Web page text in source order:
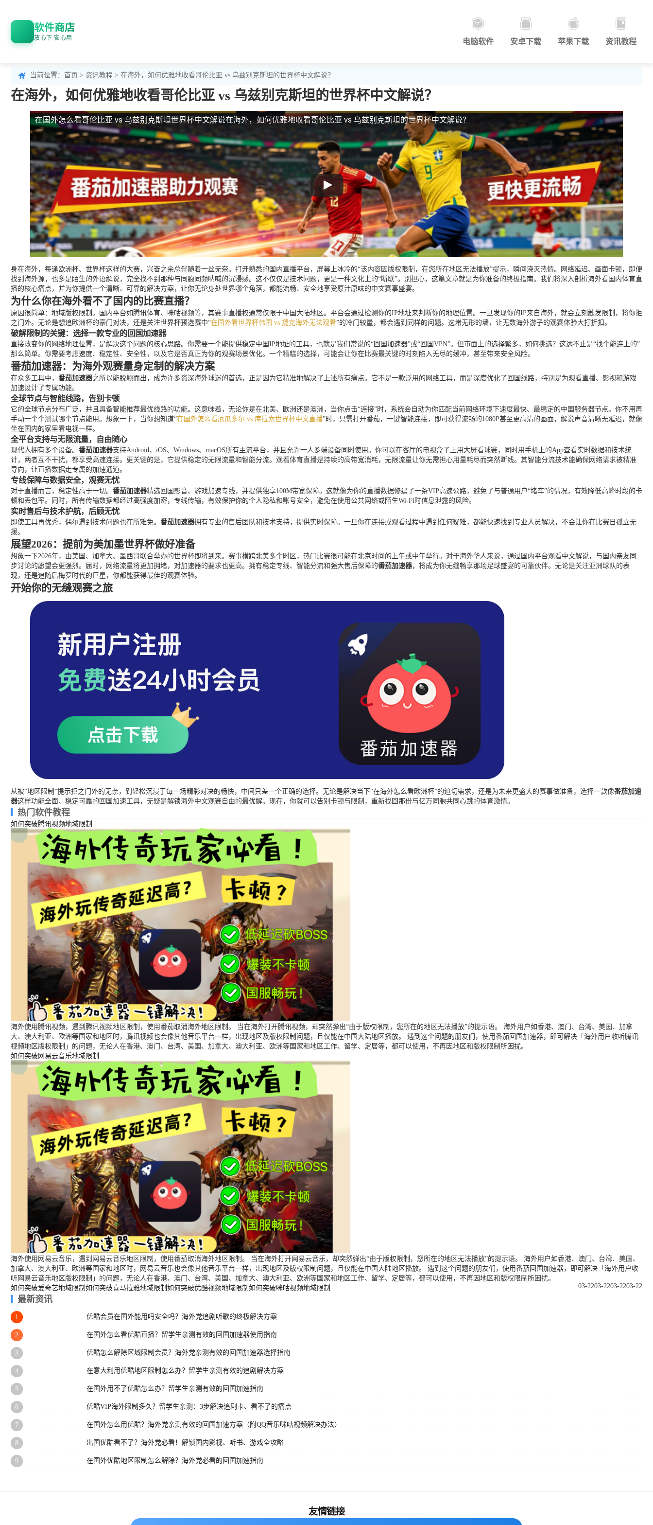
软件商店
放心下 安心用 电脑软件 安卓下载 苹果下载 资讯教程
当前位置： 首页 > 资讯教程 > 在海外，如何优雅地收看哥伦比亚 vs 乌兹别克斯坦的世界杯中文解说？
在海外，如何优雅地收看哥伦比亚 vs 乌兹别克斯坦的世界杯中文解说？
在国外怎么看哥伦比亚 vs 乌兹别克斯坦世界杯中文解说在海外，如何优雅地收看哥伦比亚 vs 乌兹别克斯坦的世界杯中文解说？
身在海外，每逢欧洲杯、世界杯这样的大赛，兴奋之余总伴随着一丝无奈。打开熟悉的国内直播平台，屏幕上冰冷的“该内容因版权限制，在您所在地区无法播放”提示，瞬间浇灭热情。网络延迟、画面卡顿，即便
找到海外源，也多是陌生的外语解说，完全找不到那种与同胞同频呐喊的沉浸感。这不仅仅是技术问题，更是一种文化上的“断联”。别担心，这篇文章就是为你准备的终极指南。我们将深入剖析海外看国内体育直
播的核心痛点，并为你提供一个清晰、可靠的解决方案，让你无论身处世界哪个角落，都能流畅、安全地享受原汁原味的中文赛事盛宴。
为什么你在海外看不了国内的比赛直播？
原因很简单：地域版权限制。国内平台如腾讯体育、咪咕视频等，其赛事直播权通常仅限于中国大陆地区。平台会通过检测你的IP地址来判断你的地理位置。一旦发现你的IP来自海外，就会立刻触发限制，将你拒
之门外。无论是想追欧洲杯的豪门对决，还是关注世界杯预选赛中“在国外看世界杯韩国 vs 捷克海外无法观看”的冷门较量，都会遇到同样的问题。这堵无形的墙，让无数海外游子的观赛体验大打折扣。
破解限制的关键：选择一款专业的回国加速器
直接改变你的网络地理位置，是解决这个问题的核心思路。你需要一个能提供稳定中国IP地址的工具，也就是我们常说的“回国加速器”或“回国VPN”。但市面上的选择繁多，如何挑选？这远不止是“找个能连上的”
那么简单。你需要考虑速度、稳定性、安全性，以及它是否真正为你的观赛场景优化。一个糟糕的选择，可能会让你在比赛最关键的时刻陷入无尽的缓冲，甚至带来安全风险。
番茄加速器：为海外观赛量身定制的解决方案
在众多工具中， 番茄加速器之所以能脱颖而出，成为许多资深海外球迷的首选，正是因为它精准地解决了上述所有痛点。它不是一款泛用的网络工具，而是深度优化了回国线路，特别是为观看直播、影视和游戏
加速设计了专属功能。
全球节点与智能线路，告别卡顿
它的全球节点分布广泛，并且具备智能推荐最优线路的功能。这意味着，无论你是在北美、欧洲还是澳洲，当你点击“连接”时，系统会自动为你匹配当前网络环境下速度最快、最稳定的中国服务器节点。你不用再
手动一个个测试哪个节点能用。想象一下，当你想知道“在国外怎么看厄瓜多尔 vs 库拉索世界杯中文直播”时，只需打开番茄，一键智能连接，即可获得流畅的1080P甚至更高清的画面，解说声音清晰无延迟，就像
坐在国内的家里看电视一样。
全平台支持与无限流量，自由随心
现代人拥有多个设备。 番茄加速器支持Android、iOS、Windows、macOS所有主流平台，并且允许一人多端设备同时使用。你可以在客厅的电视盒子上用大屏看球赛，同时用手机上的App查看实时数据和技术统
计，两者互不干扰，都享受高速连接。更关键的是，它提供稳定的无限流量和智能分流。观看体育直播是持续的高带宽消耗，无限流量让你无需担心用量耗尽而突然断线。其智能分流技术能确保网络请求被精准
导向，让直播数据走专属的加速通道。
专线保障与数据安全，观赛无忧
对于直播而言，稳定性高于一切。 番茄加速器精选回国影音、游戏加速专线，并提供独享100M带宽保障。这就像为你的直播数据修建了一条VIP高速公路，避免了与普通用户“堵车”的情况，有效降低高峰时段的卡
顿和丢包率。同时，所有传输数据都经过高强度加密，专线传输，有效保护你的个人隐私和账号安全，避免在使用公共网络或陌生Wi-Fi时信息泄露的风险。
实时售后与技术护航，后顾无忧
即使工具再优秀，偶尔遇到技术问题也在所难免。 番茄加速器拥有专业的售后团队和技术支持，提供实时保障。一旦你在连接或观看过程中遇到任何疑难，都能快速找到专业人员解决，不会让你在比赛日孤立无
援。
展望2026：提前为美加墨世界杯做好准备
想象一下2026年，由美国、加拿大、墨西哥联合举办的世界杯即将到来。赛事横跨北美多个时区，热门比赛很可能在北京时间的上午或中午举行。对于海外华人来说，通过国内平台观看中文解说，与国内亲友同
步讨论的愿望会更强烈。届时，网络流量将更加拥堵，对加速器的要求也更高。拥有稳定专线、智能分流和强大售后保障的番茄加速器，将成为你无缝畅享那场足球盛宴的可靠伙伴。无论是关注亚洲球队的表
现，还是追随后梅罗时代的巨星，你都能获得最佳的观赛体验。
开始你的无缝观赛之旅
从被“地区限制”提示拒之门外的无奈，到轻松沉浸于每一场精彩对决的畅快，中间只差一个正确的选择。无论是解决当下“在海外怎么看欧洲杯”的迫切需求，还是为未来更盛大的赛事做准备，选择一款像番茄加速
器这样功能全面、稳定可靠的回国加速工具，无疑是解锁海外中文观赛自由的最优解。现在，你就可以告别卡顿与限制，重新找回那份与亿万同胞共同心跳的体育激情。
热门软件教程
如何突破腾讯视频地域限制
海外使用腾讯视频，遇到腾讯视频地区限制，使用番茄取消海外地区限制。 当在海外打开腾讯视频，却突然弹出“由于版权限制，您所在的地区无法播放”的提示语。 海外用户如香港、澳门、台湾、美国、加拿
大、澳大利亚、欧洲等国家和地区时，腾讯视频也会像其他音乐平台一样，出现地区及版权限制问题，且仅能在中国大陆地区播放。 遇到这个问题的朋友们，使用番茄回国加速器，即可解决「海外用户收听腾讯
视频地区版权限制」的问题，无论人在香港、澳门、台湾、美国、加拿大、澳大利亚、欧洲等国家和地区工作、留学、定居等，都可以使用，不再因地区和版权限制所困扰。
如何突破网易云音乐地域限制
海外使用网易云音乐，遇到网易云音乐地区限制，使用番茄取消海外地区限制。 当在海外打开网易云音乐，却突然弹出“由于版权限制，您所在的地区无法播放”的提示语。 海外用户如香港、澳门、台湾、美国、
加拿大、澳大利亚、欧洲等国家和地区时，网易云音乐也会像其他音乐平台一样，出现地区及版权限制问题，且仅能在中国大陆地区播放。 遇到这个问题的朋友们，使用番茄回国加速器，即可解决「海外用户收
听网易云音乐地区版权限制」的问题，无论人在香港、澳门、台湾、美国、加拿大、澳大利亚、欧洲等国家和地区工作、留学、定居等，都可以使用，不再因地区和版权限制所困扰。
如何突破爱奇艺地域限制
03-22
如何突破喜马拉雅地域限制 03-22
如何突破优酷视频地域限制 03-22
如何突破咪咕视频地域限制 03-22
最新资讯
1 优酷会员在国外能用吗安全吗？海外党追剧听歌的终极解决方案
2 在国外怎么看优酷直播？留学生亲测有效的回国加速器使用指南
3 优酷怎么解除区域限制会员？海外党亲测有效的回国加速器选择指南
4 在意大利用优酷地区限制怎么办？留学生亲测有效的追剧解决方案
5 在国外用不了优酷怎么办？留学生亲测有效的回国加速指南
6 优酷VIP海外限制多久？留学生亲测：3步解决追剧卡、看不了的痛点
7 在国外怎么用优酷？海外党亲测有效的回国加速方案（附QQ音乐咪咕视频解决办法）
8 出国优酷看不了？海外党必看！解锁国内影视、听书、游戏全攻略
9 在国外优酷地区限制怎么解除？海外党必看的回国加速指南
友情链接